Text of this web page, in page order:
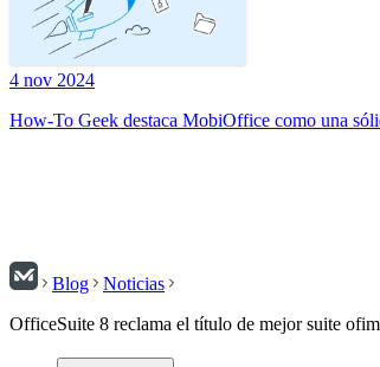
4 nov 2024
How-To Geek destaca MobiOffice como una
Blog
Noticias
OfficeSuite 8 reclama el título de mejor suite